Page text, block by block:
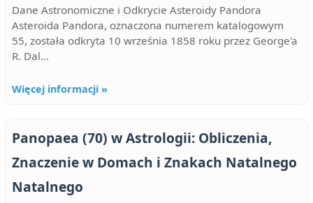
Dane Astronomiczne i Odkrycie Asteroidy Pandora
Asteroida Pandora, oznaczona numerem katalogowym
55, została odkryta 10 września 1858 roku przez George'a
R. Dal...
Więcej informacji »
Panopaea (70) w Astrologii: Obliczenia,
Znaczenie w Domach i Znakach Natalnego
Natalnego